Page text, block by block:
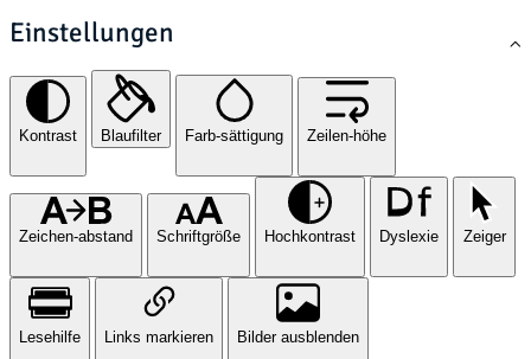
Einstellungen
Kontrast Blaufilter Farb-sättigung Zeilen-höhe
Zeichen-abstand Schriftgröße Hochkontrast Dyslexie Zeiger
Lesehilfe Links markieren Bilder ausblenden